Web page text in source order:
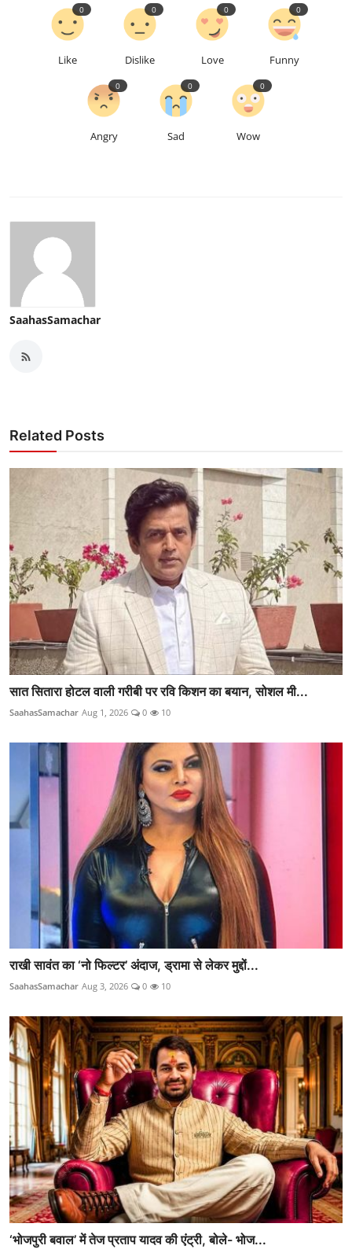
Like
0
Dislike
0
Love
0
Funny
0
Angry
0
Sad
0
Wow
0
SaahasSamachar
Related Posts
सात सितारा होटल वाली गरीबी पर रवि किशन का बयान, सोशल मी...
SaahasSamachar Aug 1, 2026 0 10
राखी सावंत का ‘नो फिल्टर’ अंदाज, ड्रामा से लेकर मुद्दों...
SaahasSamachar Aug 3, 2026 0 10
‘भोजपुरी बवाल’ में तेज प्रताप यादव की एंट्री, बोले- भोज...